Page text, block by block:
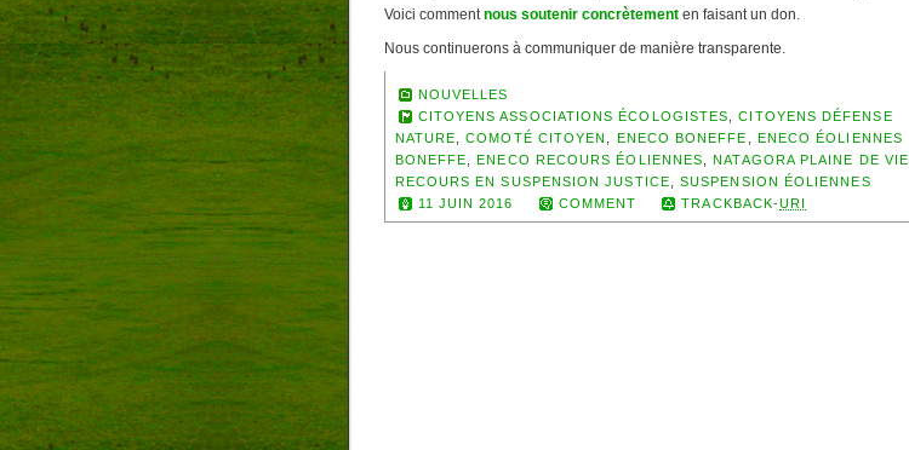
Voici commentnous soutenir concrètement en faisant un don.
Nous continuerons à communiquer de manière transparente.
NOUVELLES
CITOYENS ASSOCIATIONS ÉCOLOGISTES,CITOYENS DÉFENSE
NATURE,COMOTÉ CITOYEN , ENECO BONEFFE ,
ENECO ÉOLIENNES
BONEFFE, ENECO RECOURS ÉOLIENNES, NATAGORA PLAINE DE VIE
RECOURS EN SUSPENSION JUSTICE,SUSPENSION ÉOLIENNES
11 JUIN 2016
COMMENT TRACKBACK-URI